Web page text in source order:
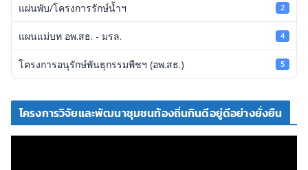
แผ่นพับ/โครงการรักษ์น้ำฯ 2
แผนแม่บท อพ.สธ. - มรล. 4
โครงการอนุรักษ์พันธุกรรมพืชฯ (อพ.สธ.) 5
โครงการวิจัยและพัฒนาชุมชนท้องถิ่นกินดีอยู่ดีอย่างยั่งยืน